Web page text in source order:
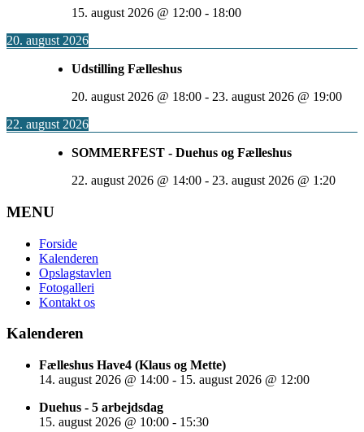
15. august 2026 @ 12:00 - 18:00
20. august 2026
Udstilling Fælleshus
20. august 2026 @ 18:00 - 23. august 2026 @ 19:00
22. august 2026
SOMMERFEST - Duehus og Fælleshus
22. august 2026 @ 14:00 - 23. august 2026 @ 1:20
MENU
Forside
Kalenderen
Opslagstavlen
Fotogalleri
Kontakt os
Kalenderen
Fælleshus Have4 (Klaus og Mette)
14. august 2026 @ 14:00 - 15. august 2026 @ 12:00
Duehus - 5 arbejdsdag
15. august 2026 @ 10:00 - 15:30